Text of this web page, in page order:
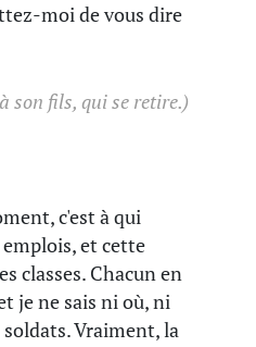
moi de vous dire
son fils, qui se retire.)
c'est à qui
et cette
classes. Chacun en
je ne sais ni où, ni
Vraiment, la